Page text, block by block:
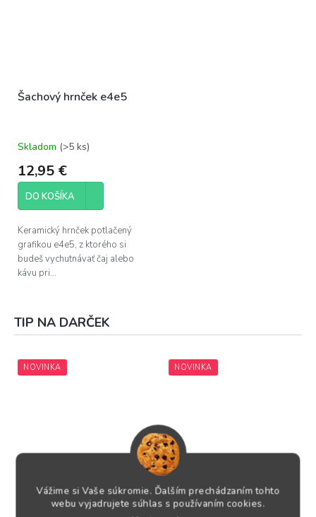
Vážime si Vaše súkromie. Ďalším prechádzaním tohto
webu vyjadrujete súhlas s používaním cookies.
Šachový hrnček e4e5
Skladom (>5 ks)
12,95 €
DO KOŠÍKA
Keramický hrnček potlačený
grafikou e4e5, z ktorého si
budeš vychutnávať čaj alebo
kávu pri...
TIP NA DARČEK
NOVINKA
Official Set+ doprava
zdarma
NOVINKA
Luxusný šach Feidias
doprava zdarma